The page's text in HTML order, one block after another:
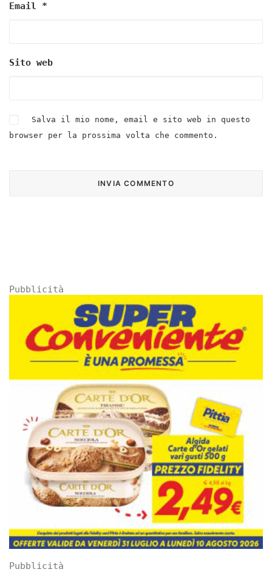
Email *
Sito web
Salva il mio nome, email e sito web in questo
browser per la prossima volta che commento.
Pubblicità
Pubblicità